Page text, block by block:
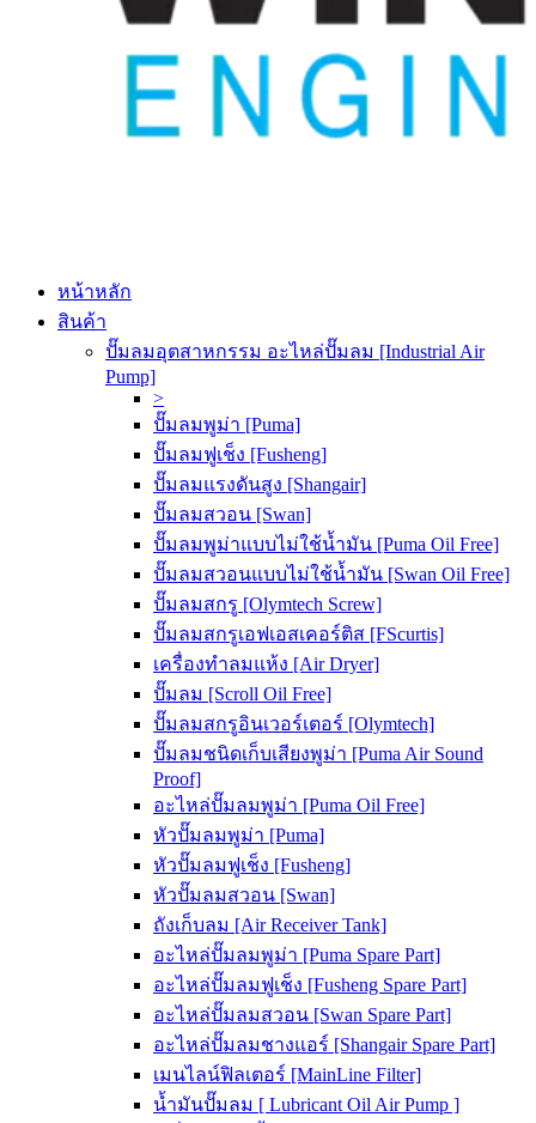
หน้าหลัก
สินค้า
ปั๊มลมอุตสาหกรรม อะไหล่ปั๊มลม [Industrial Air
Pump]
>
ปั๊มลมพูม่า [Puma]
ปั๊มลมฟูเช็ง [Fusheng]
ปั๊มลมแรงดันสูง [Shangair]
ปั๊มลมสวอน [Swan]
ปั๊มลมพูม่าแบบไม่ใช้น้ำมัน [Puma Oil Free]
ปั๊มลมสวอนแบบไม่ใช้น้ำมัน [Swan Oil Free]
ปั๊มลมสกรู [Olymtech Screw]
ปั๊มลมสกรูเอฟเอสเคอร์ติส [FScurtis]
เครื่องทำลมแห้ง [Air Dryer]
ปั๊มลม [Scroll Oil Free]
ปั๊มลมสกรูอินเวอร์เตอร์ [Olymtech]
ปั๊มลมชนิดเก็บเสียงพูม่า [Puma Air Sound
Proof]
อะไหล่ปั๊มลมพูม่า [Puma Oil Free]
หัวปั๊มลมพูม่า [Puma]
หัวปั๊มลมฟูเช็ง [Fusheng]
หัวปั๊มลมสวอน [Swan]
ถังเก็บลม [Air Receiver Tank]
อะไหล่ปั๊มลมพูม่า [Puma Spare Part]
อะไหล่ปั๊มลมฟูเช็ง [Fusheng Spare Part]
อะไหล่ปั๊มลมสวอน [Swan Spare Part]
อะไหล่ปั๊มลมชางแอร์ [Shangair Spare Part]
เมนไลน์ฟิลเตอร์ [MainLine Filter]
น้ำมันปั๊มลม [ Lubricant Oil Air Pump ]